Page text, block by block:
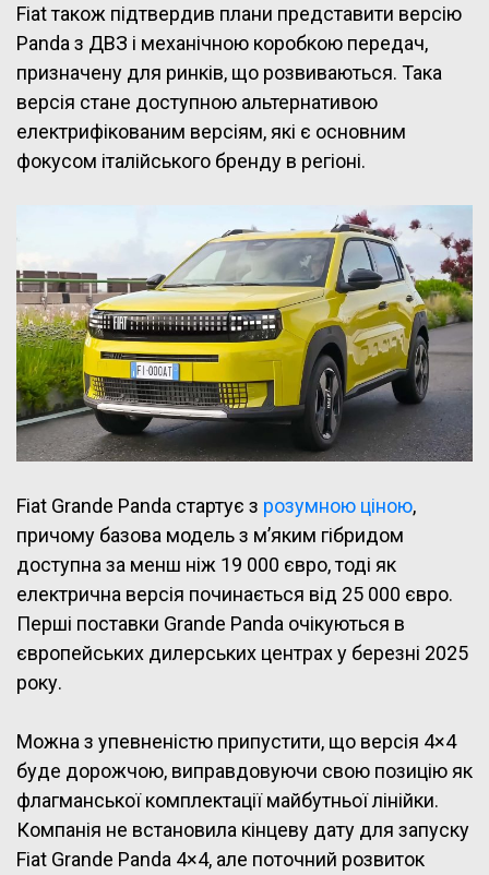
Fiat також підтвердив плани представити версію
Panda з ДВЗ і механічною коробкою передач,
призначену для ринків, що розвиваються. Така
версія стане доступною альтернативою
електрифікованим версіям, які є основним
фокусом італійського бренду в регіоні.
Fiat Grande Panda стартує з розумною ціною,
причому базова модель з м’яким гібридом
доступна за менш ніж 19 000 євро, тоді як
електрична версія починається від 25 000 євро.
Перші поставки Grande Panda очікуються в
європейських дилерських центрах у березні 2025
року.
Можна з упевненістю припустити, що версія 4×4
буде дорожчою, виправдовуючи свою позицію як
флагманської комплектації майбутньої лінійки.
Компанія не встановила кінцеву дату для запуску
Fiat Grande Panda 4×4, але поточний розвиток